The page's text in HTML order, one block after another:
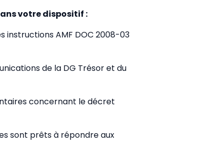
votre dispositif :
instructions AMF DOC 2008-03
de la DG Trésor et du
concernant le décret
sont prêts à répondre aux